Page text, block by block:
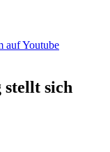
auf Youtube
sich